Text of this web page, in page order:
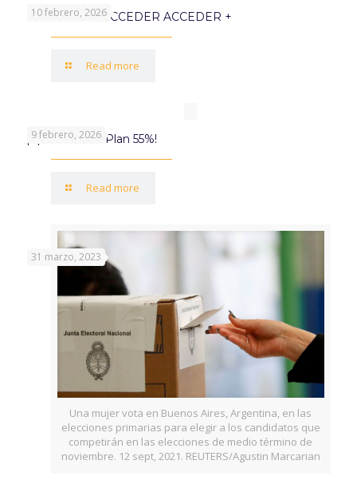
10 febrero, 2026
PROGRAMA ACCEDER ACCEDER +
Read more
9 febrero, 2026
¡Aprovechá el Plan 55%!
Read more
Una mujer vota en Buenos Aires, Argentina, en las
elecciones primarias para elegir a los candidatos que
competirán en las elecciones de medio término de
noviembre. 12 sept, 2021. REUTERS/Agustin Marcarian
31 marzo, 2023